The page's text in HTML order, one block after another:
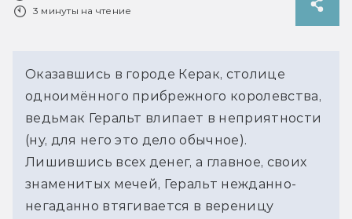
3 минуты на чтение
Оказавшись в городе Керак, столице
одноимённого прибрежного королевства,
ведьмак Геральт влипает в неприятности
(ну, для него это дело обычное).
Лишившись всех денег, а главное, своих
знаменитых мечей, Геральт нежданно-
негаданно втягивается в вереницу